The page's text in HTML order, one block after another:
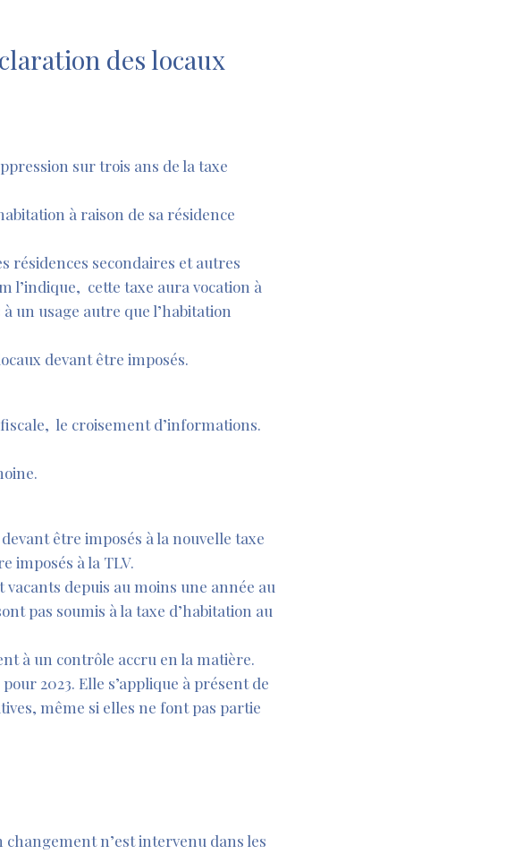
des locaux
sur trois ans de la taxe
à raison de sa résidence
résidences secondaires et autres
l’indique, cette taxe aura vocation à
un usage autre que l’habitation
devant être imposés.
le croisement d’informations.
être imposés à la nouvelle taxe
imposés à la TLV.
vacants depuis au moins une année au
pas soumis à la taxe d’habitation au
à un contrôle accru en la matière.
2023. Elle s’applique à présent de
même si elles ne font pas partie
changement n’est intervenu dans les